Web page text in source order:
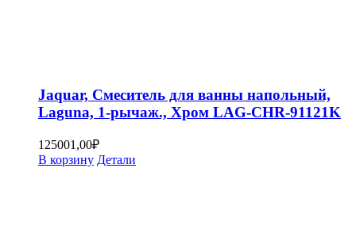
Jaquar, Смеситель для ванны напольный,
Laguna, 1-рычаж., Хром LAG-CHR-91121K
125001,00₽
В корзину Детали